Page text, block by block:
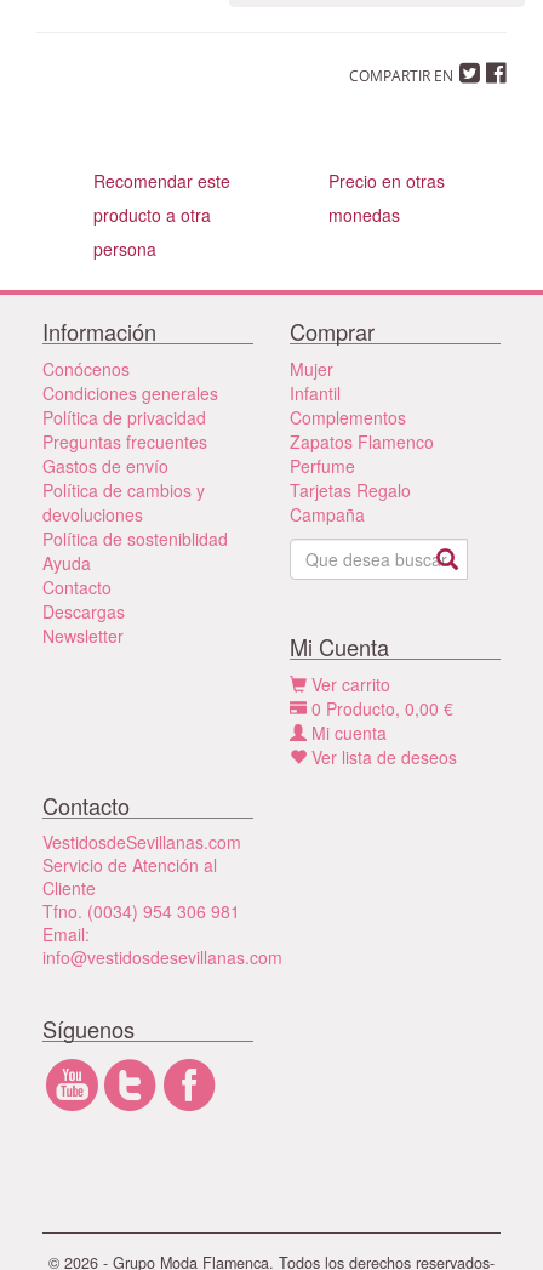
COMPARTIR EN
Recomendar este
producto a otra
persona
Precio en otras
monedas
Información
Conócenos
Condiciones generales
Política de privacidad
Preguntas frecuentes
Gastos de envío
Política de cambios y
devoluciones
Política de sosteniblidad
Ayuda
Contacto
Descargas
Newsletter
Comprar
Mujer
Infantil
Complementos
Zapatos Flamenco
Perfume
Tarjetas Regalo
Campaña
Mi Cuenta
Ver carrito
0 Producto, 0,00 €
Mi cuenta
Ver lista de deseos
Contacto
VestidosdeSevillanas.com
Servicio de Atención al
Cliente
Tfno. (0034) 954 306 981
Email:
info@vestidosdesevillanas.com
Síguenos
© 2026 - Grupo Moda Flamenca. Todos los derechos reservados-